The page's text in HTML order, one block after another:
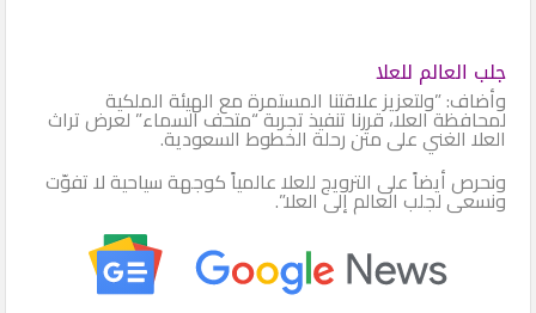
جلب العالم للعلا
وأضاف: ”ولتعزيز علاقتنا المستمرة مع الهيئة الملكية
لمحافظة العلا، قررنا تنفيذ تجربة “متحف السماء” لعرض تراث
العلا الغني على متن رحلة الخطوط السعودية.
ونحرص أيضاً على الترويج للعلا عالمياً كوجهة سياحية لا تفوّت
ونسعى لجلب العالم إلى العلا”.